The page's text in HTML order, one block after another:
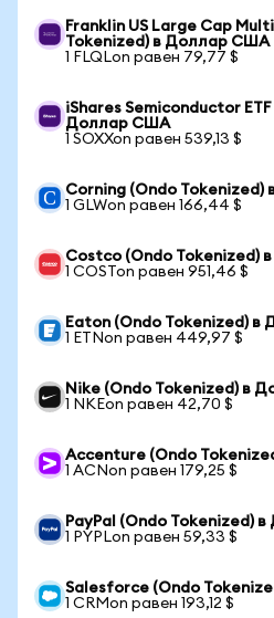
Franklin US Large Cap
Tokenized) в Доллар США
1 FLQLon равен 79,77 $
iShares Semiconductor
Доллар США
1 SOXXon равен 539,13 $
Corning (Ondo
1 GLWon равен 166,44 $
Costco (Ondo Tokenized)
1 COSTon равен 951,46 $
Eaton (Ondo Tokenized)
1 ETNon равен 449,97 $
Nike (Ondo Tokenized) в
1 NKEon равен 42,70 $
Accenture (Ondo
1 ACNon равен 179,25 $
PayPal (Ondo Tokenized)
1 PYPLon равен 59,33 $
Salesforce (Ondo
1 CRMon равен 193,12 $